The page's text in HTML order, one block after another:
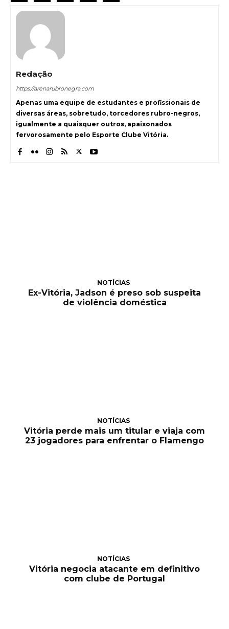
Redação
https://arenarubronegra.com
Apenas uma equipe de estudantes e profissionais de
diversas áreas, sobretudo, torcedores rubro-negros,
igualmente a quaisquer outros, apaixonados
fervorosamente pelo Esporte Clube Vitória.
NOTÍCIAS
Ex-Vitória, Jadson é preso sob suspeita
de violência doméstica
NOTÍCIAS
Vitória perde mais um titular e viaja com
23 jogadores para enfrentar o Flamengo
NOTÍCIAS
Vitória negocia atacante em definitivo
com clube de Portugal